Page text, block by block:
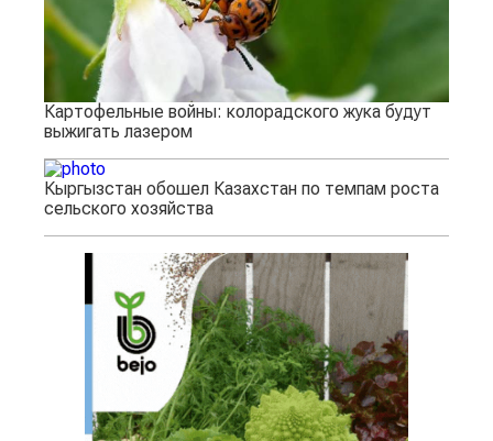
Картофельные войны: колорадского жука будут
выжигать лазером
Кыргызстан обошел Казахстан по темпам роста
сельского хозяйства